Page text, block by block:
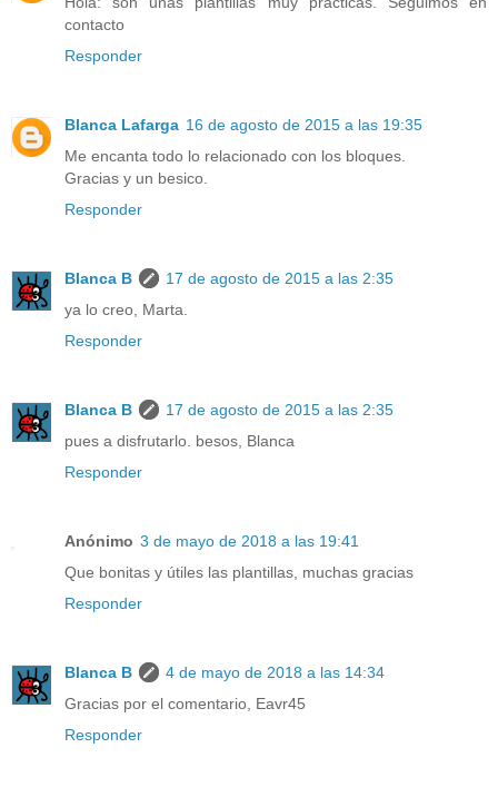
contacto
Responder
Blanca Lafarga 16 de agosto de 2015 a las 19:35
Me encanta todo lo relacionado con los bloques.
Gracias y un besico.
Responder
Blanca B
17 de agosto de 2015 a las 2:35
ya lo creo, Marta.
Responder
Blanca B
17 de agosto de 2015 a las 2:35
pues a disfrutarlo. besos, Blanca
Responder
Anónimo 3 de mayo de 2018 a las 19:41
Que bonitas y útiles las plantillas, muchas gracias
Responder
Blanca B
4 de mayo de 2018 a las 14:34
Gracias por el comentario, Eavr45
Responder